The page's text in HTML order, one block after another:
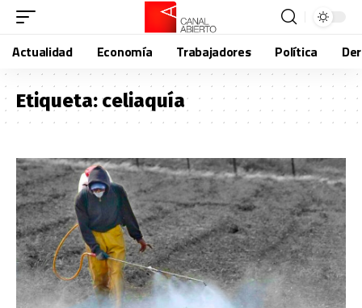
Actualidad Economía Trabajadores Política
Etiqueta:celiaquía